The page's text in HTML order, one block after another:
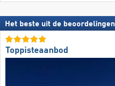
Het beste uit de beoordelingen
Toppisteaanbod